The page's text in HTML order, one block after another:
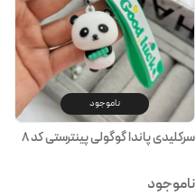
ناموجود
سرکلیدی پاندا گوگولی پینترستی کد ۸
ناموجود